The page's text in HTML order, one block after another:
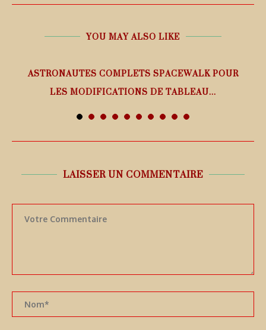
YOU MAY ALSO LIKE
ASTRONAUTES COMPLETS SPACEWALK POUR
LES MODIFICATIONS DE TABLEAU...
LAISSER UN COMMENTAIRE